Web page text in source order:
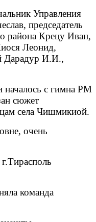
Управления
председатель
района Крецу Иван,
Леонид,
Дарадур И.И.,
началось с гимна РМ
сюжет
села Чишмикиой.
очень
команда